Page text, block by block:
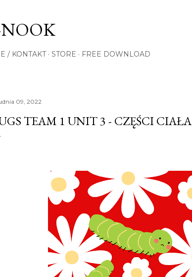
/ KONTAKT STORE FREE DOWNLOAD
09, 2022
TEAM 1 UNIT 3 - CZĘŚCI CIAŁA